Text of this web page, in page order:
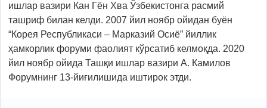
ишлар вазири Кан Гён Хва Ўзбекистонга расмий
ташриф билан келди. 2007 йил ноябр ойидан буён
“Корея Республикаси – Марказий Осиё” йиллик
ҳамкорлик форуми фаолият кўрсатиб келмоқда. 2020
йил ноябр ойида Ташқи ишлар вазири А. Камилов
Форумнинг 13-йиғилишида иштирок этди.